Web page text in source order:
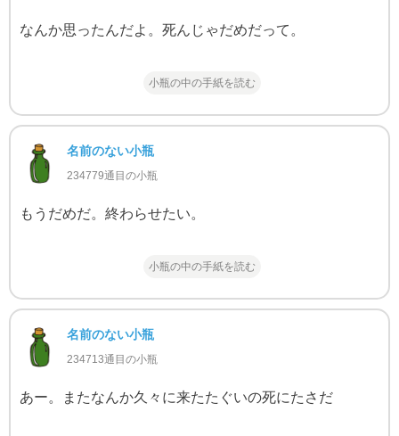
なんか思ったんだよ。死んじゃだめだって。
小瓶の中の手紙を読む
名前のない小瓶
234779通目の小瓶
もうだめだ。終わらせたい。
小瓶の中の手紙を読む
名前のない小瓶
234713通目の小瓶
あー。またなんか久々に来たたぐいの死にたさだ